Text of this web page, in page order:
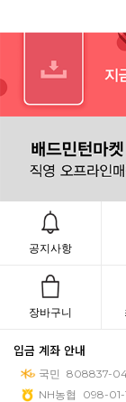
공지사항
장바구니
입금 계좌 안내
국민 808837-
NH농협
098-01-